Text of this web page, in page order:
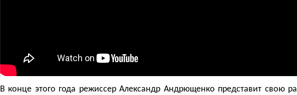
В конце этого года режиссер Александр Андрющенко представит свою